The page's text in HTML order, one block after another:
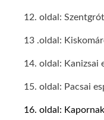
12. oldal:
13 .oldal:
14. oldal: Kanizsai
15. oldal: Pacsai
16. oldal: